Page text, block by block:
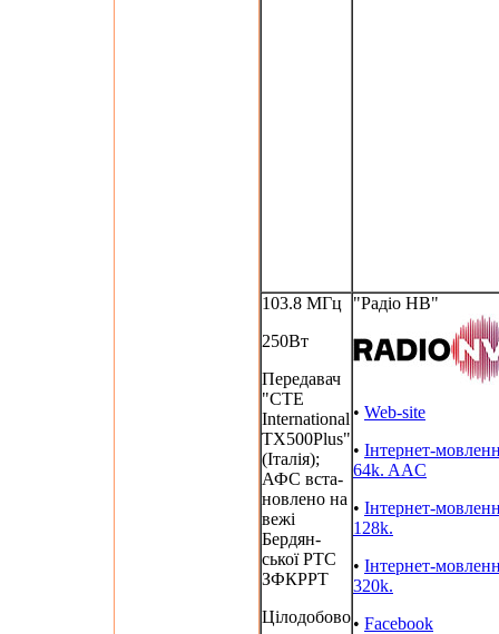
103.8 МГц
250Вт
Передавач
"CTE
International
TX500Plus"
(Італія);
АФС вста-
новлено на
вежі
Бердян-
ської РТС
ЗФКРРТ
Цілодобово
"Радіо НВ"
• Web-site
• Інтернет-
64k. AAC
• Інтернет-
128k.
• Інтернет-
320k.
• Facebook